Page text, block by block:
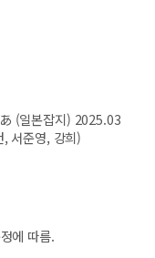
(일본잡지) 2025.03
서준영, 강희)
에 따름.